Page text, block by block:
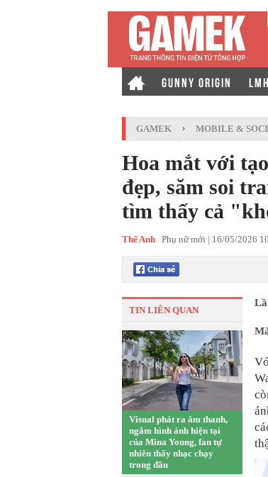
GUNNY ORIGIN
GAMEK › MOBILE &
Hoa mắt với
đẹp, săm soi
tìm thấy cả
Thế Anh Phụ nữ mới | 16/05/2026
TIN LIÊN QUAN
Visual phát ra âm thanh,
ngắm hình ảnh hiện tại
của Mina Young, fan tự
nhiên thấy nhạc chạy
trong đầu